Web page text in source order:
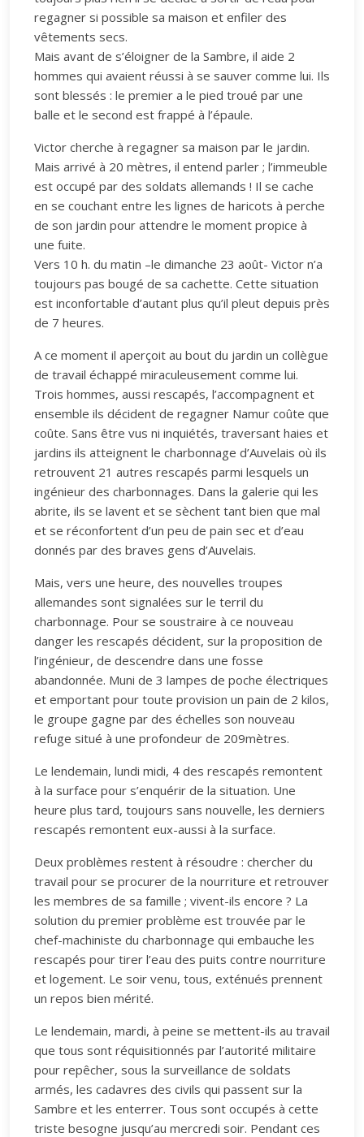
regagner si possible sa maison et enfiler des
vêtements secs.
Mais avant de s’éloigner de la Sambre, il aide 2
hommes qui avaient réussi à se sauver comme lui. Ils
sont blessés : le premier a le pied troué par une
balle et le second est frappé à l’épaule.
Victor cherche à regagner sa maison par le jardin.
Mais arrivé à 20 mètres, il entend parler ; l’immeuble
est occupé par des soldats allemands ! Il se cache
en se couchant entre les lignes de haricots à perche
de son jardin pour attendre le moment propice à
une fuite.
Vers 10 h. du matin –le dimanche 23 août- Victor n’a
toujours pas bougé de sa cachette. Cette situation
est inconfortable d’autant plus qu’il pleut depuis près
de 7 heures.
A ce moment il aperçoit au bout du jardin un collègue
de travail échappé miraculeusement comme lui.
Trois hommes, aussi rescapés, l’accompagnent et
ensemble ils décident de regagner Namur coûte que
coûte. Sans être vus ni inquiétés, traversant haies et
jardins ils atteignent le charbonnage d’Auvelais où ils
retrouvent 21 autres rescapés parmi lesquels un
ingénieur des charbonnages. Dans la galerie qui les
abrite, ils se lavent et se sèchent tant bien que mal
et se réconfortent d’un peu de pain sec et d’eau
donnés par des braves gens d’Auvelais.
Mais, vers une heure, des nouvelles troupes
allemandes sont signalées sur le terril du
charbonnage. Pour se soustraire à ce nouveau
danger les rescapés décident, sur la proposition de
l’ingénieur, de descendre dans une fosse
abandonnée. Muni de 3 lampes de poche électriques
et emportant pour toute provision un pain de 2 kilos,
le groupe gagne par des échelles son nouveau
refuge situé à une profondeur de 209mètres.
Le lendemain, lundi midi, 4 des rescapés remontent
à la surface pour s’enquérir de la situation. Une
heure plus tard, toujours sans nouvelle, les derniers
rescapés remontent eux-aussi à la surface.
Deux problèmes restent à résoudre : chercher du
travail pour se procurer de la nourriture et retrouver
les membres de sa famille ; vivent-ils encore ? La
solution du premier problème est trouvée par le
chef-machiniste du charbonnage qui embauche les
rescapés pour tirer l’eau des puits contre nourriture
et logement. Le soir venu, tous, exténués prennent
un repos bien mérité.
Le lendemain, mardi, à peine se mettent-ils au travail
que tous sont réquisitionnés par l’autorité militaire
pour repêcher, sous la surveillance de soldats
armés, les cadavres des civils qui passent sur la
Sambre et les enterrer. Tous sont occupés à cette
triste besogne jusqu’au mercredi soir. Pendant ces